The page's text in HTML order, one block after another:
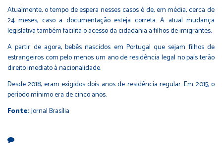
Atualmente, o tempo de espera nesses casos é de, em média, cerca de
24 meses, caso a documentação esteja correta. A atual mudança
legislativa também facilita o acesso da cidadania a filhos de imigrantes.
A partir de agora, bebês nascidos em Portugal que sejam filhos de
estrangeiros com pelo menos um ano de residência legal no país terão
direito imediato à nacionalidade.
Desde 2018, eram exigidos dois anos de residência regular. Em 2015, o
período mínimo era de cinco anos.
Fonte:Jornal Brasília